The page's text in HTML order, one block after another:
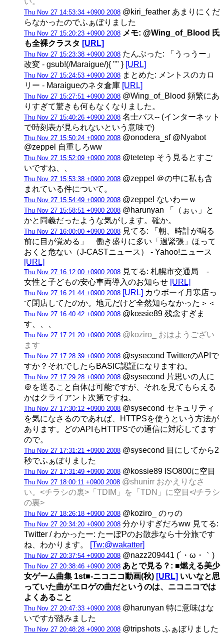
Thu Nov 27 14:53:34 +0900 2008 @kiri_feather あまりにくだ
らなかったのでふぁぼりました
Thu Nov 27 15:20:23 +0900 2008 メモ: @Wing_of_Blood 氏
も全裸クラスタ [URL]
Thu Nov 27 15:23:38 +0900 2008 たんぶった: 「うっうー」
改変 - gsub!(/Maraigue/){ "" } [URL]
Thu Nov 27 15:24:53 +0900 2008 まとめた: メントスのカロ
リー - Maraigueのネタ倉庫 [URL]
Thu Nov 27 15:27:51 +0900 2008 @Wing_of_Blood 頻繁にあ
りすぎて驚きも何もなくなりました。
Thu Nov 27 15:40:26 +0900 2008 名士バス-- (インターネット
で時刻表が見られないという意味で)
Thu Nov 27 15:50:24 +0900 2008 @onodera_sf @Nyabot
@zeppel 自重しろww
Thu Nov 27 15:52:09 +0900 2008 @tetetep そう見るとすご
いですね、、
Thu Nov 27 15:53:38 +0900 2008 @zeppel ＠の中に私も含
まれている件について。
Thu Nov 27 15:54:49 +0900 2008 @zeppel ないわーｗ
Thu Nov 27 15:58:51 +0900 2008 @harunyan 「（ぉぃ」と
かと同義だったような気がします。確か。
Thu Nov 27 16:00:00 +0900 2008 見てる: 「朝、時計が鳴る
前に目が覚める」 働き盛りに多い「過緊張」ほって
おくと危ない（J-CASTニュース） - Yahoo!ニュース
[URL]
Thu Nov 27 16:12:00 +0900 2008 見てる: 札幌市交通局 -
女性と子どもの安心車両導入のお知らせ [URL]
Thu Nov 27 16:21:44 +0900 2008 [URL] カウボーイ月寒店っ
て閉店してたのか。地元だけど全然知らなかった＞＜
Thu Nov 27 16:40:42 +0900 2008 @kossie89 残念すぎま
す、、、
Thu Nov 27 17:21:20 +0900 2008 @koziro_ おはようござい
ます
Thu Nov 27 17:28:39 +0900 2008 @sysecond TwitterのAPIで
すか？それでしたらBASIC認証になりますね。
Thu Nov 27 17:29:28 +0900 2008 @sysecond 片思いの人に
＠を送ること自体は可能ですが、それを見てもらえる
かはクライアント次第ですね。
Thu Nov 27 17:30:12 +0900 2008 @sysecond セキュリティ
を気になさるのであれば、HTTPSを使うという方法が
あります。どのAPIもHTTPSでの通信に対応してます
ので。
Thu Nov 27 17:31:21 +0900 2008 @sysecond 目にしてから2
秒でふぁぼりました
Thu Nov 27 17:31:49 +0900 2008 @kossie89 ISO800に空目
Thu Nov 27 18:00:11 +0900 2008 @shunirr おかえりなさ
い。<チラシの裏>「TDIM」を「TDN」に空目</チラシ
の裏>
Thu Nov 27 18:26:18 +0900 2008 @koziro_ のヮの
Thu Nov 27 20:34:20 +0900 2008 分かりすぎだろww 見てる:
Twitter / わかったー: たーぼPのお散歩なら十分旅です
ね、わかります。
[Tw:@wakatter]
Thu Nov 27 20:37:54 +0900 2008 @nazz209441 (´・ω・｀)
Thu Nov 27 20:38:46 +0900 2008 あとで見る？: ■燃える美少
女ゲーム曲集 1st■‐ニコニコ動画(秋) [URL] いいなと思
っていた曲がエロゲの曲だというのは、ニコニコでは
よくあること
Thu Nov 27 20:47:33 +0900 2008 @harunyan 特に意味はな
いですが踏みました
Thu Nov 27 20:48:28 +0900 2008 @tripshots ふぁぼりました